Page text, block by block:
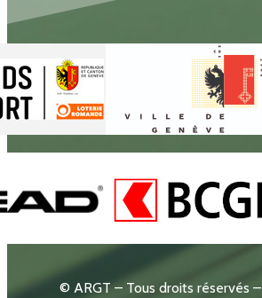
© ARGT – Tous droits réservés –